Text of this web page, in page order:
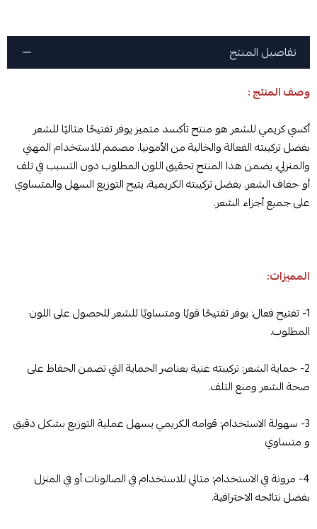
تفاصيل المنتج
وصف المنتج :
أكسي كريمي للشعر هو منتج تأكسد متميز يوفر تفتيحًا مثاليًا للشعر
بفضل تركيبته الفعالة والخالية من الأمونيا. مصمم للاستخدام المهني
والمنزلي، يضمن هذا المنتج تحقيق اللون المطلوب دون التسبب في تلف
أو جفاف الشعر. بفضل تركيبته الكريمية، يتيح التوزيع السهل والمتساوي
على جميع أجزاء الشعر.
المميزات:
1- تفتيح فعال: يوفر تفتيحًا قويًا ومتساويًا للشعر للحصول على اللون
المطلوب.
2- حماية الشعر: تركيبته غنية بعناصر الحماية التي تضمن الحفاظ على
صحة الشعر ومنع التلف.
3- سهولة الاستخدام: قوامه الكريمي يسهل عملية التوزيع بشكل دقيق
و متساوي
4- مرونة في الاستخدام: مثالي للاستخدام في الصالونات أو في المنزل
بفضل نتائجه الاحترافية.